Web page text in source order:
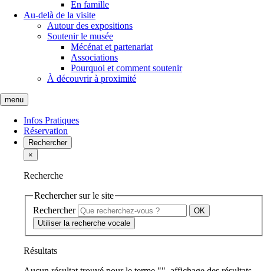
En famille
Au-delà de la visite
Autour des expositions
Soutenir le musée
Mécénat et partenariat
Associations
Pourquoi et comment soutenir
À découvrir à proximité
menu
Infos Pratiques
Réservation
Rechercher
×
Recherche
Rechercher sur le site
Rechercher
Utiliser la recherche vocale
Résultats